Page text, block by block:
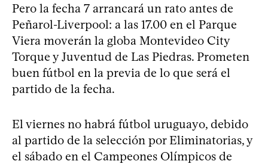
Pero la fecha 7 arrancará un rato antes de
Peñarol-Liverpool: a las 17.00 en el Parque
Viera moverán la globa Montevideo City
Torque y Juventud de Las Piedras. Prometen
buen fútbol en la previa de lo que será el
partido de la fecha.
El viernes no habrá fútbol uruguayo, debido
al partido de la selección por Eliminatorias, y
el sábado en el Campeones Olímpicos de